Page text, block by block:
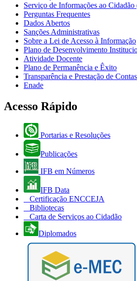
Serviço de Informações ao
Perguntas Frequentes
Dados Abertos
Sanções Administrativas
Sobre a Lei de Acesso à Informação
Plano de Desenvolvimento
Atividade Docente
Plano de Permanência e Êxito
Transparência e Prestação de Contas
Enade
Acesso Rápido
Portarias e Resoluções
Publicações
IFB em Números
IFB Data
Certificação ENCCEJA
Bibliotecas
Carta de Serviços ao Cidadão
Diplomados